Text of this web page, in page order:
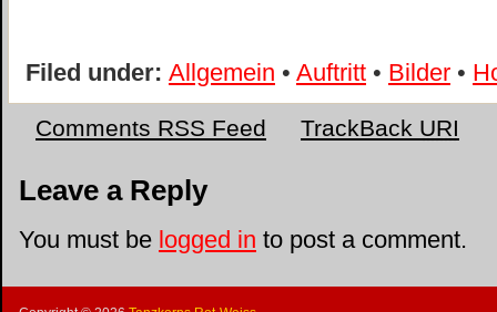
Filed under: Allgemein • Auftritt • Bilder •
Comments RSS Feed TrackBack URI
Leave a Reply
You must be logged in to post a comment.